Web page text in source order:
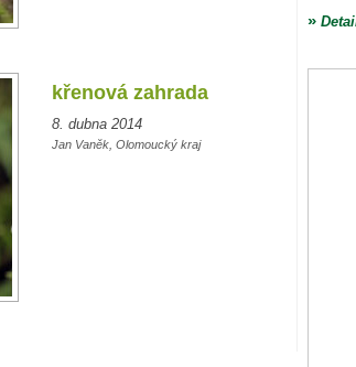
křenová zahrada
8. dubna 2014
Jan Vaněk, Olomoucký kraj
»